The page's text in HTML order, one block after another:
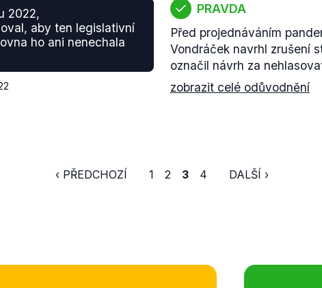
2022,
aby ten legislativní
ho ani nenechala
PRAVDA
Před projednáváním
Vondráček navrhl zrušení
označil návrh za
zobrazit celé odůvodnění
‹ PŘEDCHOZÍ 1 2 3 4 DALŠÍ ›